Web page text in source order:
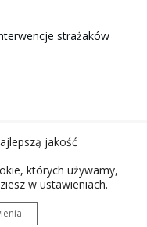
strażaków
S.A. w likwidacj.
jakość
których używamy,
w ustawieniach.